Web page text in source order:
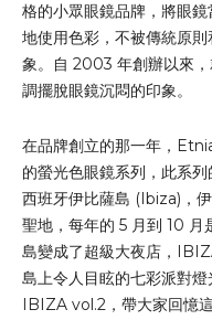
格的小眾眼鏡品牌，將眼
地使用色彩，不被傳統原
象。自 2003 年創辦以來
調擺脫眼鏡沉悶的印象。
在品牌創立的那一年，
的螢光色眼鏡系列，此系
西班牙伊比薩島 (Ibiza)，
聖地，每年的 5 月到 10
島變成了超級大夜店，
島上令人目眩的七彩派對
IBIZA vol.2，帶大家回憶